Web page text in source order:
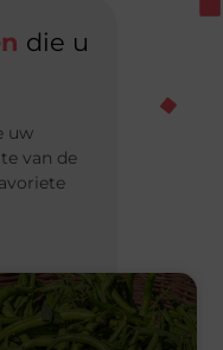
die u
uw
van de